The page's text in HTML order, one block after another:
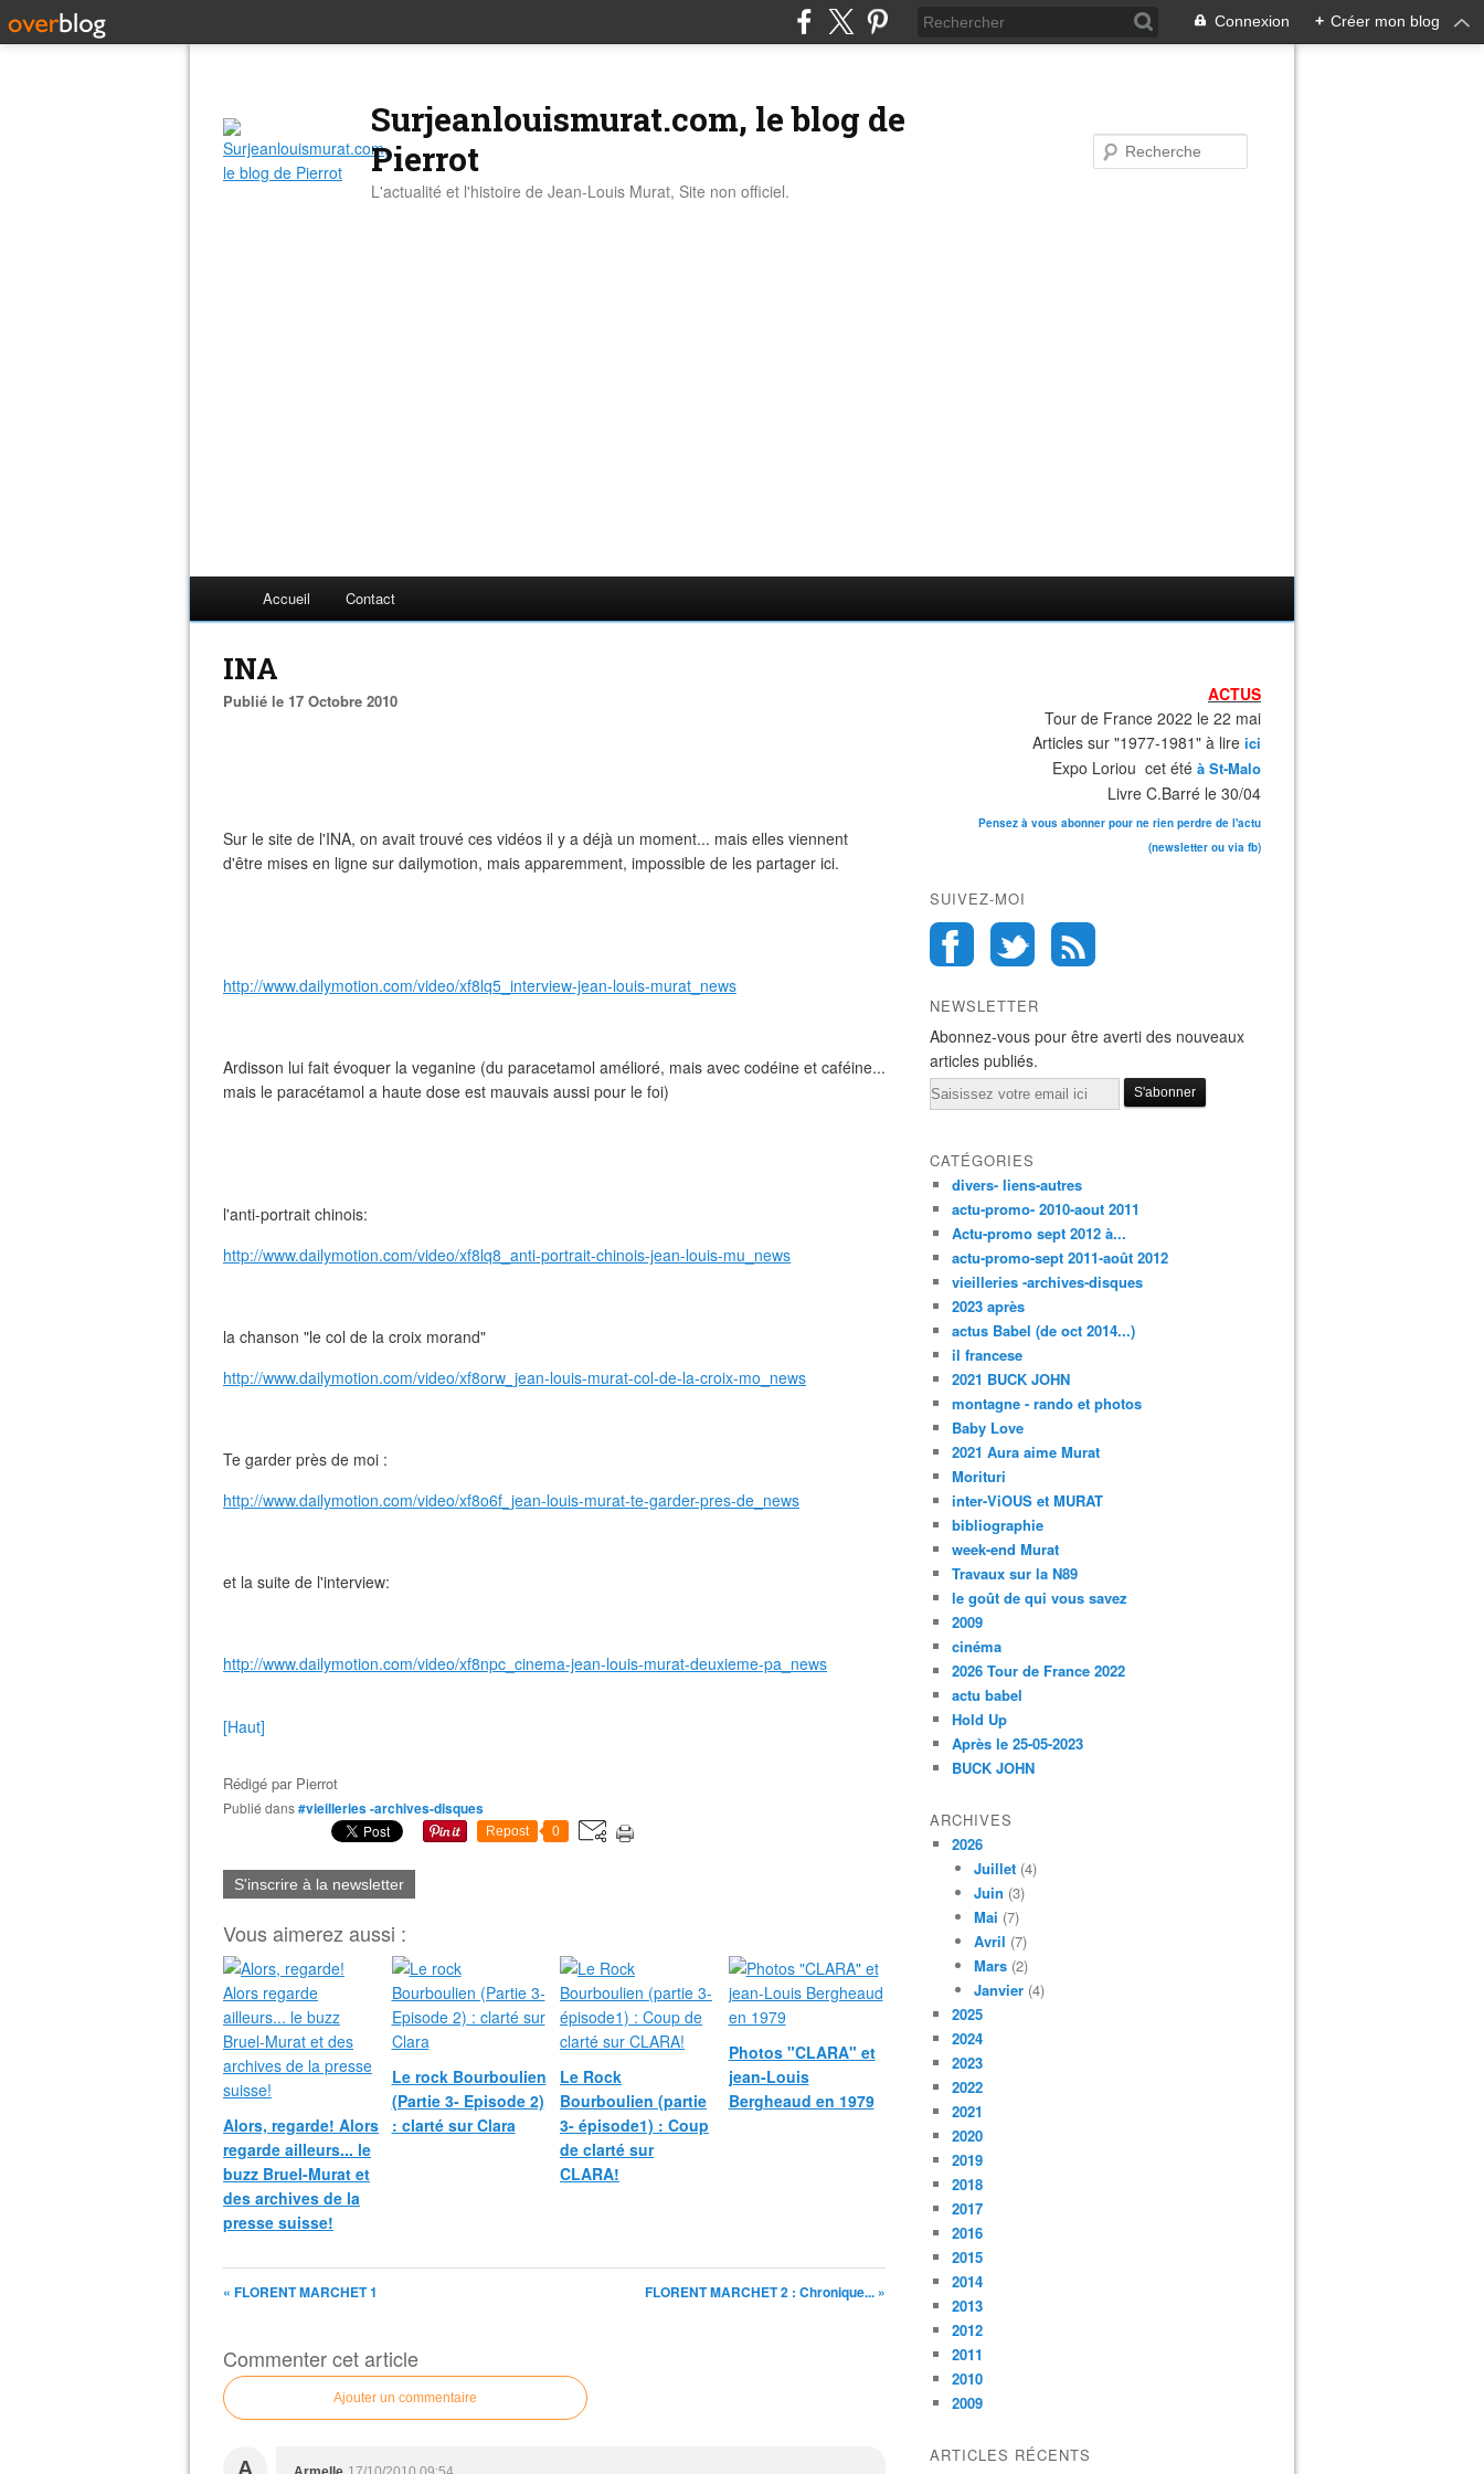
Connexion + Créer mon blog
Surjeanlouismurat.com, le blog de
Pierrot
L'actualité et l'histoire de Jean-Louis Murat, Site non officiel.
Accueil Contact
INA
Publié le 17 Octobre 2010
Sur le site de l'INA, on avait trouvé ces vidéos il y a déjà un moment... mais elles viennent
d'être mises en ligne sur dailymotion, mais apparemment, impossible de les partager ici.
http://www.dailymotion.com/video/xf8lq5_interview-jean-louis-murat_news
Ardisson lui fait évoquer la veganine (du paracetamol amélioré, mais avec codéine et caféine...
mais le paracétamol a haute dose est mauvais aussi pour le foi)
l'anti-portrait chinois:
http://www.dailymotion.com/video/xf8lq8_anti-portrait-chinois-jean-louis-mu_news
la chanson "le col de la croix morand"
http://www.dailymotion.com/video/xf8orw_jean-louis-murat-col-de-la-croix-mo_news
Te garder près de moi :
http://www.dailymotion.com/video/xf8o6f_jean-louis-murat-te-garder-pres-de_news
et la suite de l'interview:
http://www.dailymotion.com/video/xf8npc_cinema-jean-louis-murat-deuxieme-pa_news
[Haut]
Rédigé par Pierrot
Publié dans#vieilleries -archives-disques
Repost 0
S'inscrire à la newsletter
Vous aimerez aussi :
Alors, regarde! Alors
regarde ailleurs... le
buzz Bruel-Murat et
des archives de la
presse suisse!
Le rock Bourboulien
(Partie 3- Episode 2)
: clarté sur Clara
Le Rock
Bourboulien (partie
3- épisode1) : Coup
de clarté sur
CLARA!
Photos "CLARA" et
jean-Louis
Bergheaud en 1979
« FLORENT MARCHET 1 FLORENT MARCHET 2 : Chronique... »
Commenter cet article
Ajouter un commentaire
A
ACTUS
Tour de France 2022 le 22 mai
Articles sur "1977-1981" à lire ici
Expo Loriou cet été à St-Malo
Livre C.Barré le 30/04
Pensez à vous abonner pour ne rien perdre de l'actu
(newsletter ou via fb)
SUIVEZ-MOI
NEWSLETTER
Abonnez-vous pour être averti des nouveaux
articles publiés.
Email
CATÉGORIES
divers- liens-autres
actu-promo- 2010-aout 2011
Actu-promo sept 2012 à...
actu-promo-sept 2011-août 2012
vieilleries -archives-disques
2023 après
actus Babel (de oct 2014...)
il francese
2021 BUCK JOHN
montagne - rando et photos
Baby Love
2021 Aura aime Murat
Morituri
inter-ViOUS et MURAT
bibliographie
week-end Murat
Travaux sur la N89
le goût de qui vous savez
2009
cinéma
2026 Tour de France 2022
actu babel
Hold Up
Après le 25-05-2023
BUCK JOHN
ARCHIVES
2026
Juillet (4)
Juin (3)
Mai (7)
Avril (7)
Mars (2)
Janvier (4)
2025
2024
2023
2022
2021
2020
2019
2018
2017
2016
2015
2014
2013
2012
2011
2010
2009
ARTICLES RÉCENTS